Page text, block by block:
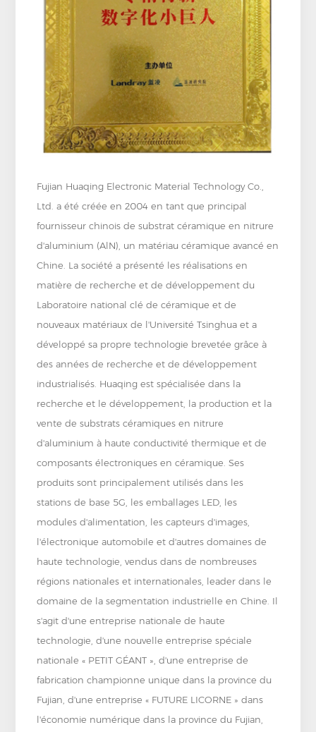
Fujian Huaqing Electronic Material Technology Co.,
Ltd. a été créée en 2004 en tant que principal
fournisseur chinois de substrat céramique en nitrure
d'aluminium (AlN), un matériau céramique avancé en
Chine. La société a présenté les réalisations en
matière de recherche et de développement du
Laboratoire national clé de céramique et de
nouveaux matériaux de l'Université Tsinghua et a
développé sa propre technologie brevetée grâce à
des années de recherche et de développement
industrialisés. Huaqing est spécialisée dans la
recherche et le développement, la production et la
vente de substrats céramiques en nitrure
d'aluminium à haute conductivité thermique et de
composants électroniques en céramique. Ses
produits sont principalement utilisés dans les
stations de base 5G, les emballages LED, les
modules d'alimentation, les capteurs d'images,
l'électronique automobile et d'autres domaines de
haute technologie, vendus dans de nombreuses
régions nationales et internationales, leader dans le
domaine de la segmentation industrielle en Chine. Il
s'agit d'une entreprise nationale de haute
technologie, d'une nouvelle entreprise spéciale
nationale « PETIT GÉANT », d'une entreprise de
fabrication championne unique dans la province du
Fujian, d'une entreprise « FUTURE LICORNE » dans
l'économie numérique dans la province du Fujian,